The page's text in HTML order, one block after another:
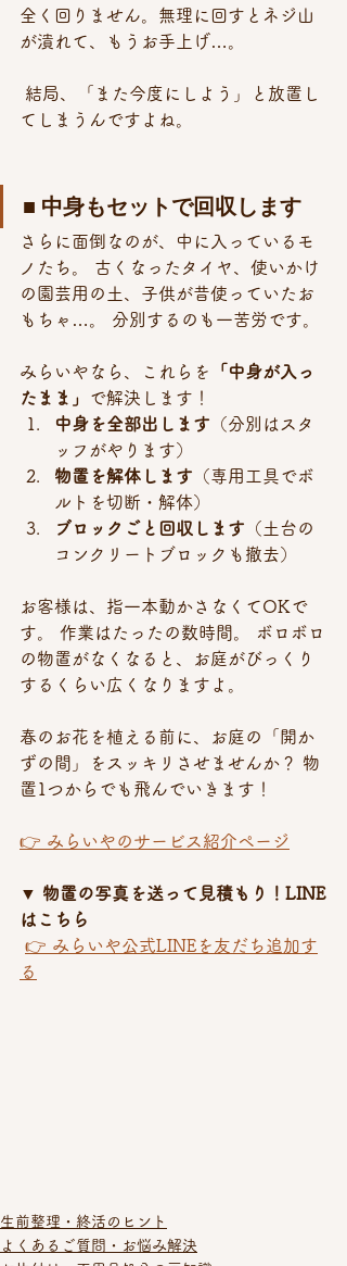
全く回りません。無理に回すとネジ山
が潰れて、もうお手上げ…。
てしまうんですよね。
■ 中身もセットで回収します
さらに面倒なのが、中に入っているモ
ノたち。 古くなったタイヤ、使いかけ
の園芸用の土、子供が昔使っていたお
もちゃ…。 分別するのも一苦労です。
みらいやなら、これらを
「中身が入っ
たまま」
で解決します！
中身を全部出します （分別はスタ
ッフがやります）
物置を解体します （専用工具でボ
ルトを切断・解体）
ブロックごと回収します （土台の
コンクリートブロックも撤去）
お客様は、指一本動かさなくてOKで
す。 作業はたったの数時間。 ボロボロ
の物置がなくなると、お庭がびっくり
するくらい広くなりますよ。
春のお花を植える前に、お庭の「開か
ずの間」をスッキリさせませんか？ 物
置1つからでも飛んでいきます！
👉 みらいやのサービス紹介ページ
▼ 物置の写真を送って見積もり！LINE
はこちら
👉 みらいや公式LINEを友だち追加す
る
生前整理・終活のヒント
よくあるご質問・お悩み解決